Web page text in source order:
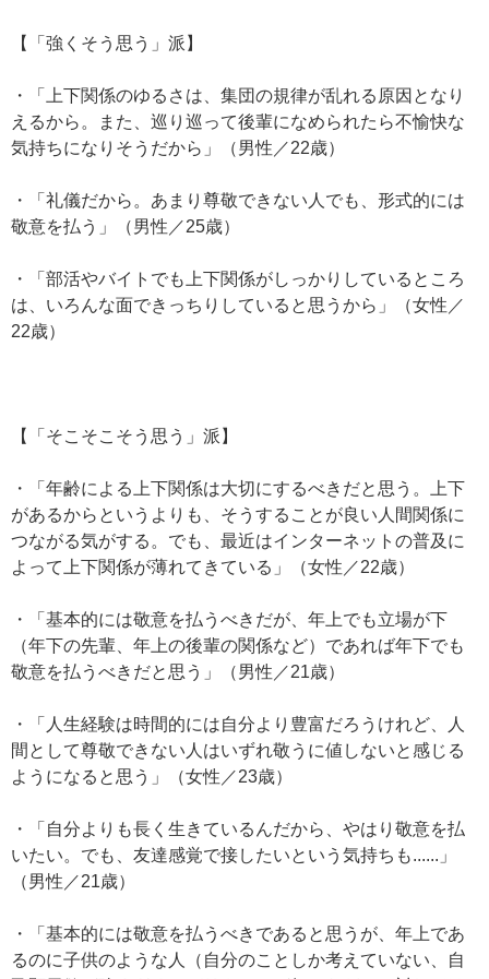
【「強くそう思う」派】
・「上下関係のゆるさは、集団の規律が乱れる原因となり
えるから。また、巡り巡って後輩になめられたら不愉快な
気持ちになりそうだから」（男性／22歳）
・「礼儀だから。あまり尊敬できない人でも、形式的には
敬意を払う」（男性／25歳）
・「部活やバイトでも上下関係がしっかりしているところ
は、いろんな面できっちりしていると思うから」（女性／
22歳）
【「そこそこそう思う」派】
・「年齢による上下関係は大切にするべきだと思う。上下
があるからというよりも、そうすることが良い人間関係に
つながる気がする。でも、最近はインターネットの普及に
よって上下関係が薄れてきている」（女性／22歳）
・「基本的には敬意を払うべきだが、年上でも立場が下
（年下の先輩、年上の後輩の関係など）であれば年下でも
敬意を払うべきだと思う」（男性／21歳）
・「人生経験は時間的には自分より豊富だろうけれど、人
間として尊敬できない人はいずれ敬うに値しないと感じる
ようになると思う」（女性／23歳）
・「自分よりも長く生きているんだから、やはり敬意を払
いたい。でも、友達感覚で接したいという気持ちも......」
（男性／21歳）
・「基本的には敬意を払うべきであると思うが、年上であ
るのに子供のような人（自分のことしか考えていない、自